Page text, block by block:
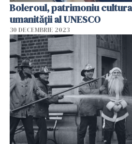
Boleroul, patrimoniu
umanității al UNESCO
30 DECEMBRIE 2023